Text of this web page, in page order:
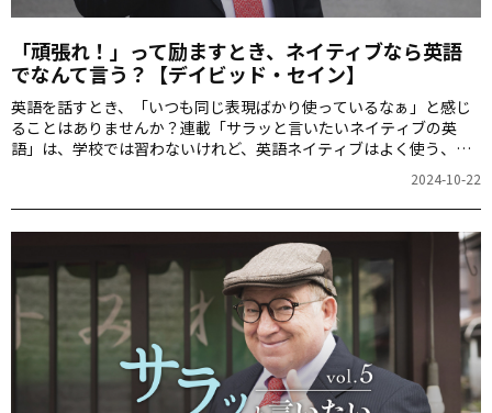
「頑張れ！」って励ますとき、ネイティブなら英語
でなんて言う？【デイビッド・セイン】
英語を話すとき、「いつも同じ表現ばかり使っているなぁ」と感じ
ることはありませんか？連載「サラッと言いたいネイティブの英
語」は、学校では習わないけれど、英語ネイティブはよく使う、自
す。今回は、辛い試練に耐えている人を励ます英語表現です。
2024-10-22